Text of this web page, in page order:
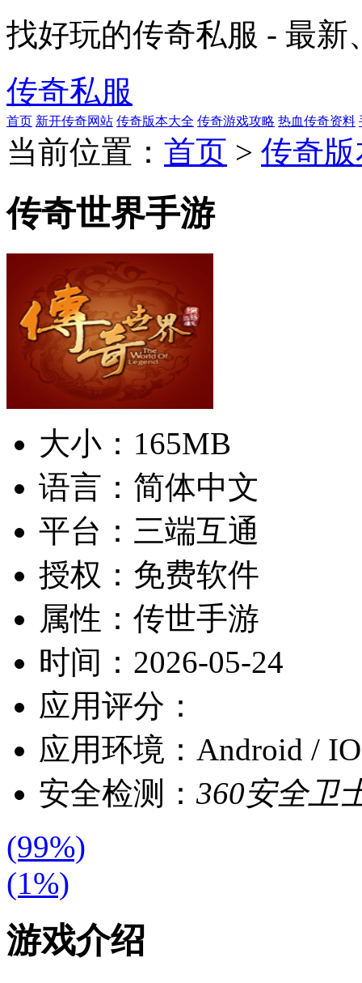
找好玩的传奇私服 - 最
传奇私服
首页 新开传奇网站 传奇版本大全 传奇游戏攻略 热血传奇资料
当前位置： 首页 > 传奇
传奇世界手游
大小： 165MB
语言： 简体中文
平台： 三端互通
授权： 免费软件
属性： 传世手游
时间： 2026-05-24
应用评分：
应用环境： Android /
安全检测： 360安全卫
(99%)
(1%)
游戏介绍